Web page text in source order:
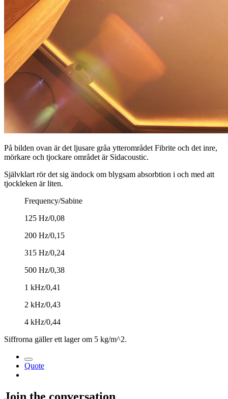
På bilden ovan är det ljusare gråa ytterområdet Fibrite och det inre,
mörkare och tjockare området är Sidacoustic.
Självklart rör det sig ändock om blygsam absorbtion i och med att
tjockleken är liten.
Frequency/Sabine
125 Hz/0,08
200 Hz/0,15
315 Hz/0,24
500 Hz/0,38
1 kHz/0,41
2 kHz/0,43
4 kHz/0,44
Siffrorna gäller ett lager om 5 kg/m^2.
Quote